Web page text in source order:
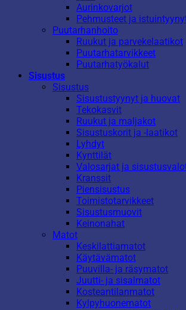
Aurinkovarjot
Pehmusteet ja
Puutarhanhoito
Ruukut ja parvekelaatikot
Puutarhatarvikkeet
Puutarhatyökalut
Sisustus
Sisustus
Sisustustyynyt ja huovat
Tekokasvit
Ruukut ja maljakot
Sisustuskorit ja -laatikot
Lyhdyt
Kynttilät
Valosarjat ja
Kranssit
Piensisustus
Toimistotarvikkeet
Sisustusmuovit
Keinonahat
Matot
Keskilattiamatot
Käytävämatot
Puuvilla- ja räsymatot
Juutti- ja sisalmatot
Kosteantilanmatot
Kylpyhuonematot